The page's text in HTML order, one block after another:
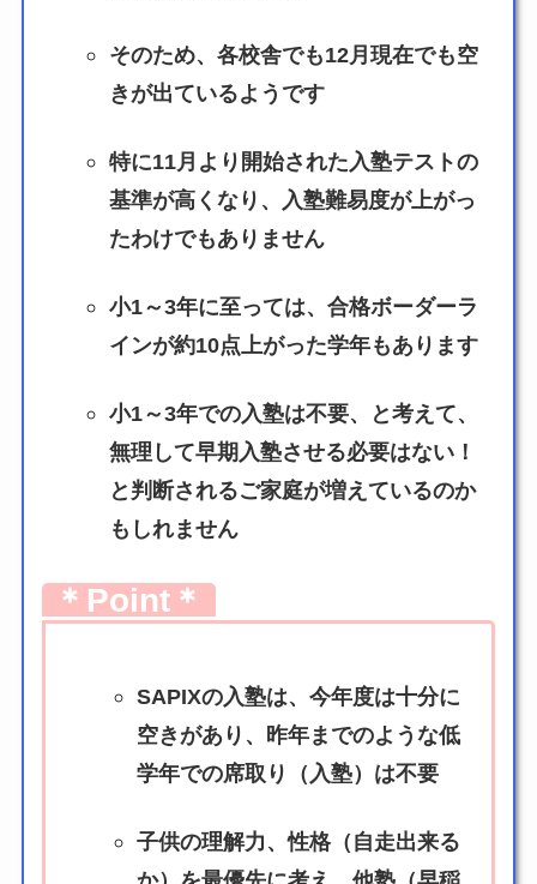
そのため、各校舎でも12月現在でも空
きが出ているようです
特に11月より開始された入塾テストの
基準が高くなり、入塾難易度が上がっ
たわけでもありません
小1～3年に至っては、合格ボーダーラ
インが約10点上がった学年もあります
小1～3年での入塾は不要、と考えて、
無理して早期入塾させる必要はない！
と判断されるご家庭が増えているのか
もしれません
＊Point＊
SAPIXの入塾は、今年度は十分に
空きがあり、昨年までのような低
学年での席取り（入塾）は不要
子供の理解力、性格（自走出来る